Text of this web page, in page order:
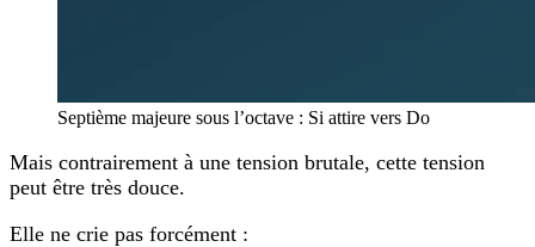
Septième majeure sous l’octave : Si attire vers Do
Mais contrairement à une tension brutale, cette tension
peut être très douce.
Elle ne crie pas forcément :